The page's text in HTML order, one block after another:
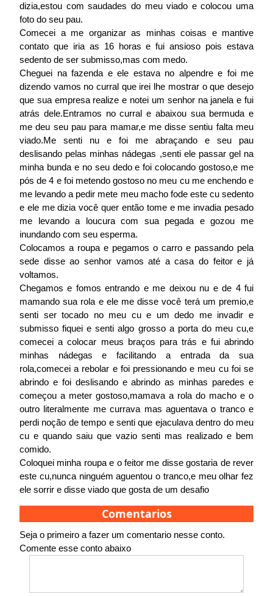
dizia,estou com saudades do meu viado e colocou uma
foto do seu pau.
Comecei a me organizar as minhas coisas e mantive
contato que iria as 16 horas e fui ansioso pois estava
sedento de ser submisso,mas com medo.
Cheguei na fazenda e ele estava no alpendre e foi me
dizendo vamos no curral que irei lhe mostrar o que desejo
que sua empresa realize e notei um senhor na janela e fui
atrás dele.Entramos no curral e abaixou sua bermuda e
me deu seu pau para mamar,e me disse sentiu falta meu
viado.Me senti nu e foi me abraçando e seu pau
deslisando pelas minhas nádegas ,senti ele passar gel na
minha bunda e no seu dedo e foi colocando gostoso,e me
pós de 4 e foi metendo gostoso no meu cu me enchendo e
me levando a pedir mete meu macho fode este cu sedento
e ele me dizia você quer então tome e me invadia pesado
me levando a loucura com sua pegada e gozou me
inundando com seu esperma.
Colocamos a roupa e pegamos o carro e passando pela
sede disse ao senhor vamos até a casa do feitor e já
voltamos.
Chegamos e fomos entrando e me deixou nu e de 4 fui
mamando sua rola e ele me disse você terá um premio,e
senti ser tocado no meu cu e um dedo me invadir e
submisso fiquei e senti algo grosso a porta do meu cu,e
comecei a colocar meus braços para trás e fui abrindo
minhas nádegas e facilitando a entrada da sua
rola,comecei a rebolar e foi pressionando e meu cu foi se
abrindo e foi deslisando e abrindo as minhas paredes e
começou a meter gostoso,mamava a rola do macho e o
outro literalmente me currava mas aguentava o tranco e
perdi noção de tempo e senti que ejaculava dentro do meu
cu e quando saiu que vazio senti mas realizado e bem
comido.
Coloquei minha roupa e o feitor me disse gostaria de rever
este cu,nunca ninguém aguentou o tranco,e meu olhar fez
ele sorrir e disse viado que gosta de um desafio
Comentarios
Seja o primeiro a fazer um comentario nesse conto.
Comente esse conto abaixo